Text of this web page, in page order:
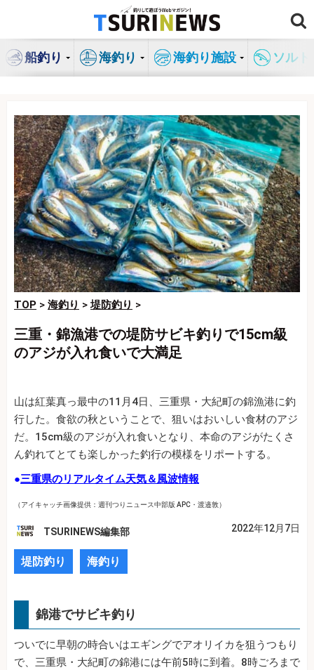
ン
船釣り 海釣り 海釣り施設 ソル
TOP > 海釣り >堤防釣り >
三重・錦漁港での堤防サビキ釣りで15cm級
のアジが入れ食いで大満足
山は紅葉真っ最中の11月4日、三重県・大紀町の錦漁港に釣
行した。食欲の秋ということで、狙いはおいしい食材のアジ
だ。15cm級のアジが入れ食いとなり、本命のアジがたくさ
ん釣れてとても楽しかった釣行の模様をリポートする。
●三重県のリアルタイム天気＆風波情報
（アイキャッチ画像提供：週刊つりニュース中部版 APC・渡邉敦）
TSURINEWS編集部 2022年12月7日
堤防釣り 海釣り
錦港でサビキ釣り
ついでに早朝の時合いはエギングでアオリイカを狙うつもり
で、三重県・大紀町の錦港には午前5時に到着。8時ごろまで